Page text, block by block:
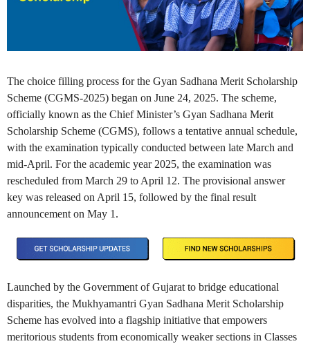
The choice filling process for the Gyan Sadhana Merit Scholarship
Scheme (CGMS-2025) began on June 24, 2025. The scheme,
officially known as the Chief Minister’s Gyan Sadhana Merit
Scholarship Scheme (CGMS), follows a tentative annual schedule,
with the examination typically conducted between late March and
mid-April. For the academic year 2025, the examination was
rescheduled from March 29 to April 12. The provisional answer
key was released on April 15, followed by the final result
announcement on May 1.
Launched by the Government of Gujarat to bridge educational
disparities, the Mukhyamantri Gyan Sadhana Merit Scholarship
Scheme has evolved into a flagship initiative that empowers
meritorious students from economically weaker sections in Classes